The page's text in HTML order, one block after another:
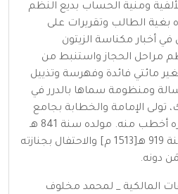
ومنية الحساب بديع النظم
الطالب وتقريرات على
أخبار مكناسة الزيتون
مراحل الحجاز واستنبط من
مائتي فائدة وفهرسة وتذييل
ومنظومة سماها بالدرر في
تولى الإمامة والخطابة بجامع
القرويين ولم يكن في عصره أخطب منه. مولده سنة 841 هـ
وتوفي في جمادى الأولى سنة 919 هـ[1513 م] والاحتفال بجنازته
دونه.
المالكية _ لمحمد مخلوف